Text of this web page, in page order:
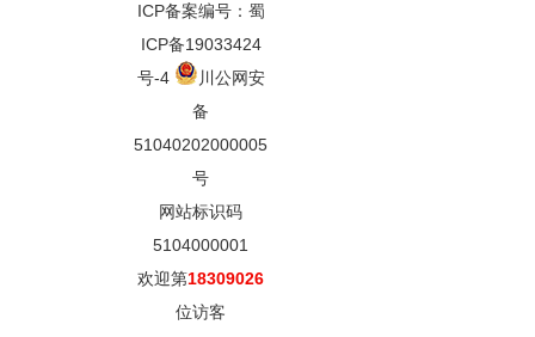
ICP备案编号：蜀
ICP备19033424
号-4
川公网安
备
51040202000005
号
网站标识码
5104000001
欢迎第18309026
位访客